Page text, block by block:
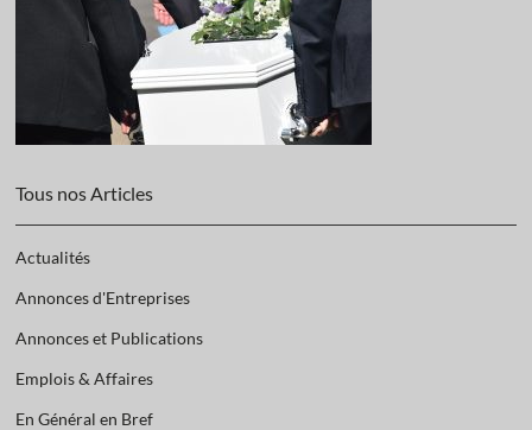
Tous nos Articles
Actualités
Annonces d'Entreprises
Annonces et Publications
Emplois & Affaires
En Général en Bref